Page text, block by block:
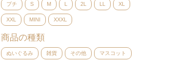
プチ S M L 2L LL XL
XXL MINI XXXL
商品の種類
ぬいぐるみ 雑貨 その他 マスコット